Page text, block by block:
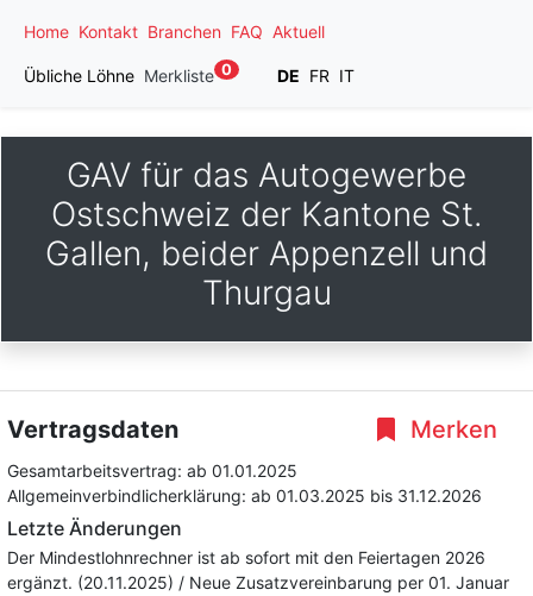
Home Kontakt Branchen FAQ Aktuell
Übliche Löhne Merkliste 0 DE FR IT
GAV für das Autogewerbe
Ostschweiz der Kantone St.
Gallen, beider Appenzell und
Thurgau
Merken
Vertragsdaten
Gesamtarbeitsvertrag: ab 01.01.2025
Allgemeinverbindlicherklärung: ab 01.03.2025 bis 31.12.2026
Letzte Änderungen
Der Mindestlohnrechner ist ab sofort mit den Feiertagen 2026
ergänzt. (20.11.2025) / Neue Zusatzvereinbarung per 01. Januar